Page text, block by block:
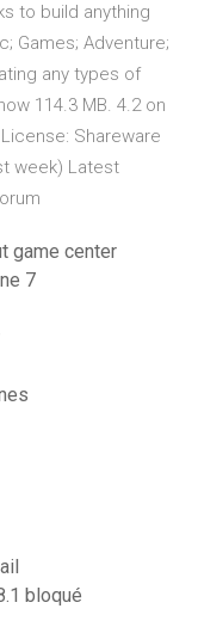
to build anything
Games; Adventure;
any types of
114.3 MB. 4.2 on
Shareware
week) Latest
game center
7
bloqué